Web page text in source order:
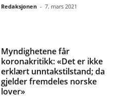
Redaksjonen - 7. mars 2021
Myndighetene får
koronakritikk: «Det er ikke
erklært unntakstilstand; da
gjelder fremdeles norske
lover»